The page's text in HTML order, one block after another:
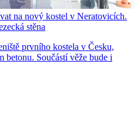
na nový kostel v Neratovicích.
stěna
prvního kostela v Česku,
betonu. Součástí věže bude i